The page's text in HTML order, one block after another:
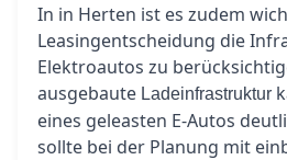
In in Herten ist es zudem
Leasingentscheidung die
Elektroautos zu
ausgebaute Ladeinfrastruktur
eines geleasten E-Autos
sollte bei der Planung mit